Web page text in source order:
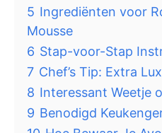
5 Ingrediënten voor
Mousse
6 Stap-voor-Stap
7 Chef’s Tip: Extra
8 Interessant Weetje
9 Benodigd